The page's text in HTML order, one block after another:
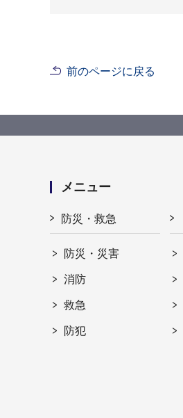
前のページに戻る
メニュー
防災・救急
防災・災害
消防
救急
防犯